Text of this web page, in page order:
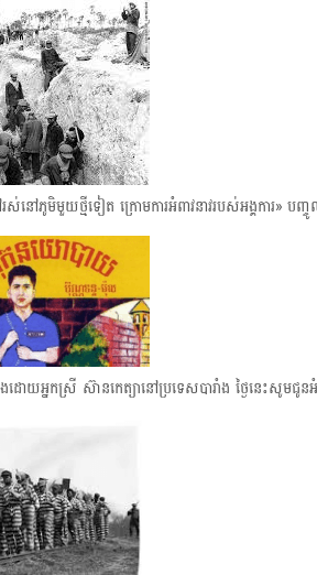
ស់នៅភូមិមួយថ្មីទៀត ក្រោមការអំពាវនាវរបស់អង្គការ» ប
ងដោយអ្នកស្រី ស៊ានកេត្យានៅប្រទេសបារាំង ថ្ងៃនេ